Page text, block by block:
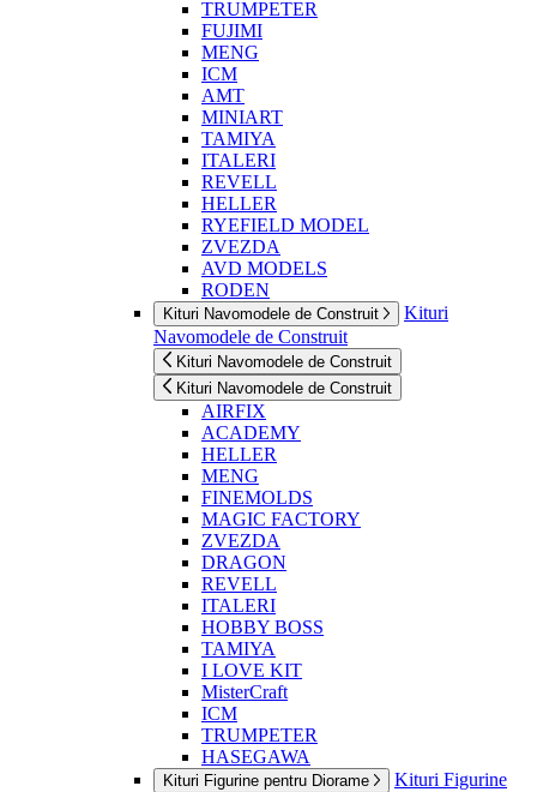
TRUMPETER
FUJIMI
MENG
ICM
AMT
MINIART
TAMIYA
ITALERI
REVELL
HELLER
RYEFIELD MODEL
ZVEZDA
AVD MODELS
RODEN
Kituri Navomodele de Construit
Kituri
Navomodele de Construit
Kituri Navomodele de Construit
Kituri Navomodele de Construit
AIRFIX
ACADEMY
HELLER
MENG
FINEMOLDS
MAGIC FACTORY
ZVEZDA
DRAGON
REVELL
ITALERI
HOBBY BOSS
TAMIYA
I LOVE KIT
MisterCraft
ICM
TRUMPETER
HASEGAWA
Kituri Figurine pentru Diorame
Kituri Figurine